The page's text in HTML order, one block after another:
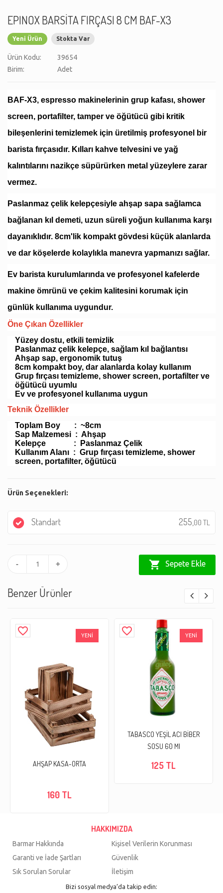
EPINOX BARSİTA FIRÇASI 8 CM BAF-X3
Yeni Ürün Stokta Var
Ürün Kodu:
39654
Birim:
Adet
BAF-X3, espresso makinelerinin grup kafası, shower
screen, portafilter, tamper ve öğütücü gibi kritik
bileşenlerini temizlemek için üretilmiş profesyonel bir
barista fırçasıdır. Kılları kahve telvesini ve yağ
kalıntılarını nazikçe süpürürken metal yüzeylere zarar
vermez.
Paslanmaz çelik kelepçesiyle ahşap sapa sağlamca
bağlanan kıl demeti, uzun süreli yoğun kullanıma karşı
dayanıklıdır. 8cm'lik kompakt gövdesi küçük alanlarda
ve dar köşelerde kolaylıkla manevra yapmanızı sağlar.
Ev barista kurulumlarında ve profesyonel kafelerde
makine ömrünü ve çekim kalitesini korumak için
günlük kullanıma uygundur.
Öne Çıkan Özellikler
Yüzey dostu, etkili temizlik
Paslanmaz çelik kelepçe, sağlam kıl bağlantısı
Ahşap sap, ergonomik tutuş
8cm kompakt boy, dar alanlarda kolay kullanım
Grup fırçası temizleme, shower screen, portafilter ve
öğütücü uyumlu
Ev ve profesyonel kullanıma uygun
Teknik Özellikler
Toplam Boy : ~8cm
Sap Malzemesi : Ahşap
Kelepçe : Paslanmaz Çelik
Kullanım Alanı : Grup fırçası temizleme, shower
screen, portafilter, öğütücü
Ürün Seçenekleri:
Standart 255, 00 TL
- + shopping_cart Sepete Ekle
Benzer Ürünler
favorite_border YENİ
AHŞAP KASA-ORTA
160 TL
favorite_border YENİ
TABASCO YEŞİL ACI BİBER
SOSU 60 Ml
125 TL
HAKKIMIZDA
Barmar Hakkında
Kişisel Verilerin Korunması
Garanti ve İade Şartları
Güvenlik
Sık Sorulan Sorular
İletişim
Bizi sosyal medya’da takip edin: